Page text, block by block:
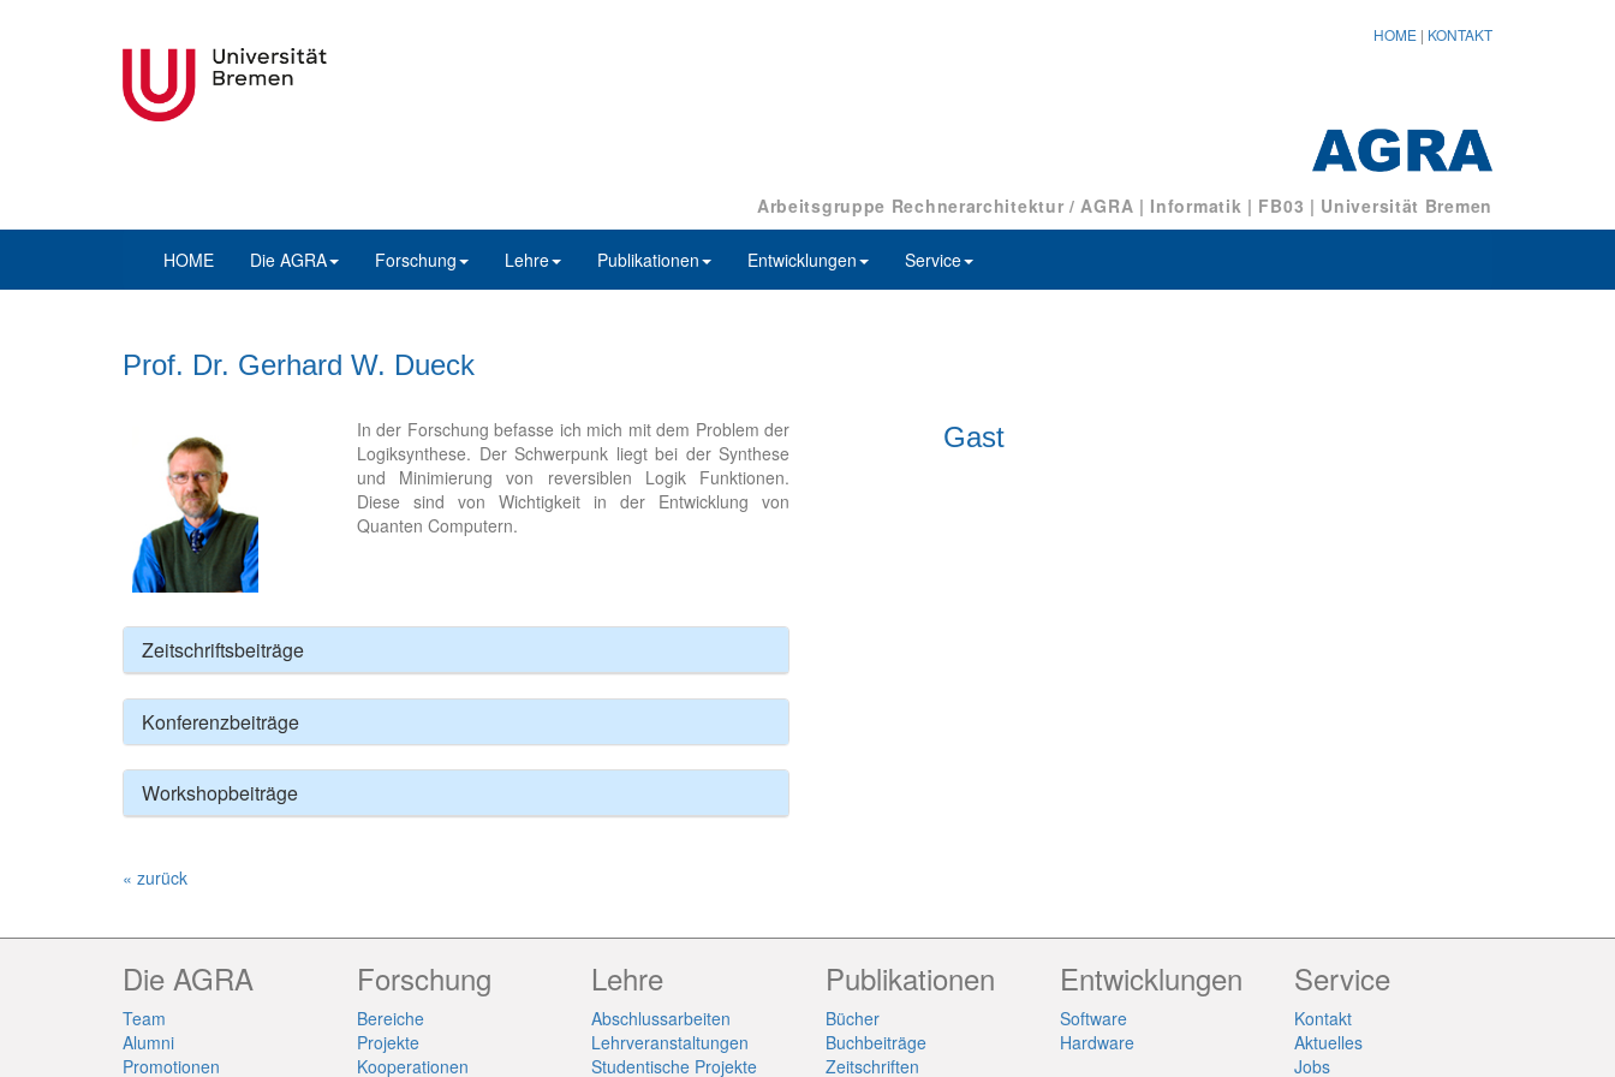
HOME | KONTAKT
Arbeitsgruppe Rechnerarchitektur / AGRA | Informatik | FB03 | Universität Bremen
HOME Die AGRA Forschung Lehre Publikationen Entwicklungen Service
Prof. Dr. Gerhard W. Dueck
In der Forschung befasse ich mich mit dem Problem der
Logiksynthese. Der Schwerpunk liegt bei der Synthese
und Minimierung von reversiblen Logik Funktionen.
Diese sind von Wichtigkeit in der Entwicklung von
Quanten Computern.
Gast
Zeitschriftsbeiträge
Konferenzbeiträge
Workshopbeiträge
« zurück
Die AGRA
Team
Alumni
Promotionen
Forschung
Bereiche
Projekte
Kooperationen
Lehre
Abschlussarbeiten
Lehrveranstaltungen
Studentische Projekte
Publikationen
Bücher
Buchbeiträge
Zeitschriften
Entwicklungen
Software
Hardware
Service
Kontakt
Aktuelles
Jobs